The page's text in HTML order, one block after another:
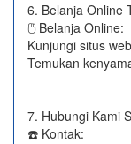
6. Belanja Online
🖱️ Belanja Online:
Kunjungi situs
Temukan
7. Hubungi Kami
☎️ Kontak: